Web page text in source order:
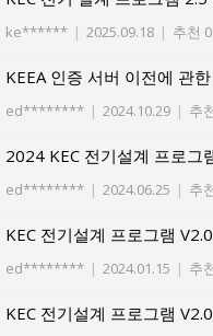
ke****** | 2025.09.18 | 추천 0
KEEA 인증 서버 이전에 관
ed******** | 2024.10.29 | 추
2024 KEC 전기설계 프로그
ed******** | 2024.06.25 | 추
KEC 전기설계 프로그램
ed******** | 2024.01.15 | 추
KEC 전기설계 프로그램